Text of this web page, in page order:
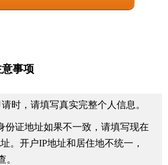
事项
时，请填写真实完整个人信息。
份证地址如果不一致，请填写现在
。开户IP地址和居住地不统一，
。